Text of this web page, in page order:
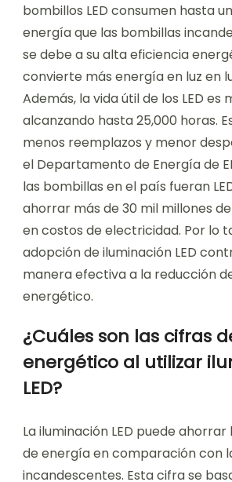
bombillos LED consumen hasta
energía que las bombillas
se debe a su alta eficiencia
convierte más energía en luz en
Además, la vida útil de los LED es
alcanzando hasta 25,000 horas.
menos reemplazos y menor
el Departamento de Energía de
las bombillas en el país fueran
ahorrar más de 30 mil millones
en costos de electricidad. Por lo
adopción de iluminación LED
manera efectiva a la reducción
energético.
¿Cuáles son las cifras
energético al utilizar
LED?
La iluminación LED puede ahorrar
de energía en comparación con
incandescentes. Esta cifra se